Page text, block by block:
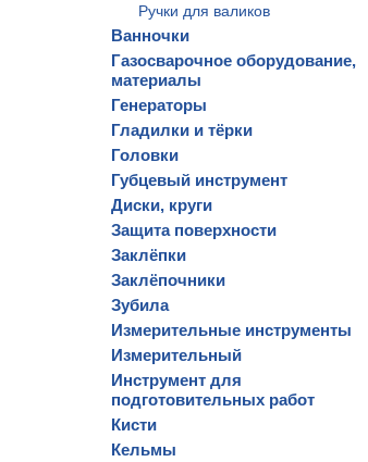
Ручки для валиков
Ванночки
Газосварочное оборудование,
материалы
Генераторы
Гладилки и тёрки
Головки
Губцевый инструмент
Диски, круги
Защита поверхности
Заклёпки
Заклёпочники
Зубила
Измерительные инструменты
Измерительный
Инструмент для
подготовительных работ
Кисти
Кельмы